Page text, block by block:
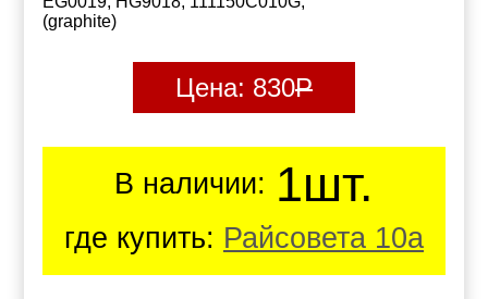
(graphite)
Цена: 830Р
В наличии: 1шт.
где купить: Райсовета 10а